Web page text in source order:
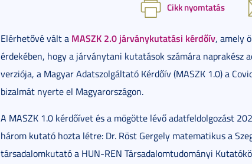
Cikk nyomtatás
Elérhetővé vált a MASZK 2.0 járványkutatási kérdőív, amely
érdekében, hogy a járványtani kutatások számára naprakész
verziója, a Magyar Adatszolgáltató Kérdőív (MASZK 1.0) a
bizalmát nyerte el Magyarországon.
A MASZK 1.0 kérdőívet és a mögötte lévő adatfeldolgozást
három kutató hozta létre: Dr. Röst Gergely matematikus a
társadalomkutató a HUN-REN Társadalomtudományi